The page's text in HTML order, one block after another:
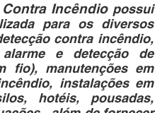
Incêndiopossui
para os diversos
contra incêndio,
e detecção de
fio), manutenções em
instalações em
hotéis, pousadas,